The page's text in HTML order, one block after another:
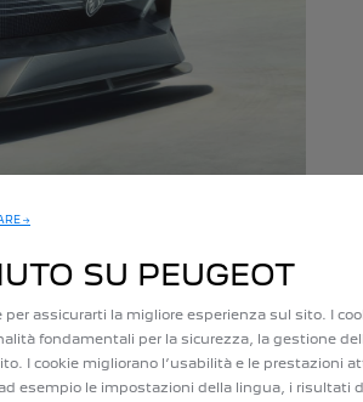
→
SU PEUGEOT
per assicurarti la migliore esperienza sul sito. I
fondamentali per la sicurezza, la gestione
I cookie migliorano l’usabilità e le prestazioni
esempio le impostazioni della lingua, i risultati